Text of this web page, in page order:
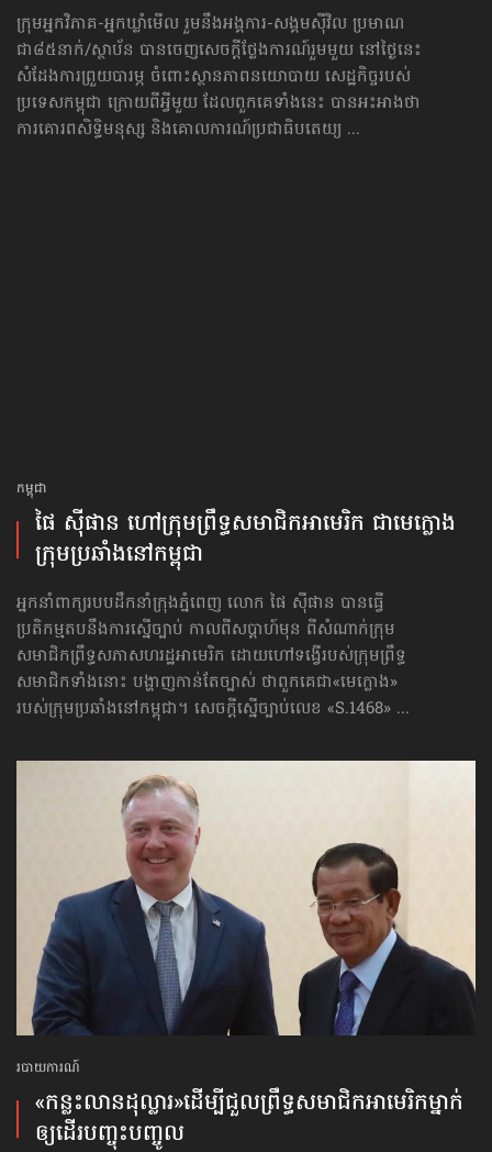
ក្រុមអ្នកវិភាគ-អ្នកឃ្លាំមើល រួមនឹងអង្គការ​-សង្គមស៊ីវិល ប្រមាណ
ជា៨៥នាក់/ស្ថាប័ន បានចេញសេចក្ដីថ្លែងការណ៍រួមមួយ នៅថ្ងៃនេះ
សំដែងការព្រួយបារម្ភ ចំពោះស្ថានភាពនយោបាយ សេដ្ឋកិច្ចរបស់
ប្រទេសកម្ពុជា ក្រោយពីអ្វីមួយ ដែលពួកគេទាំងនេះ បានអះអាងថា
ការគោរពសិទ្ធិមនុស្ស និងគោលការណ៍ប្រជាធិបតេយ្យ ...
កម្ពុជា
ផៃ ស៊ីផាន ហៅ​ក្រុម​ព្រឹទ្ធសមាជិក​អាមេរិក ជា​មេក្លោង​
ក្រុមប្រឆាំង​នៅ​កម្ពុជា
អ្នកនាំពាក្យរបបដឹកនាំក្រុងភ្នំពេញ លោក ផៃ ស៊ីផាន បានធ្វើ
ប្រតិកម្មតបនឹងការស្នើច្បាប់ កាលពីសប្ដាហ៍មុន ពីសំណាក់ក្រុម
សមាជិកព្រឹទ្ធសភាសហរដ្ឋអាមេរិក ដោយ​ហៅ​ទង្វើរបស់ក្រុមព្រឹទ្ធ
សមាជិកទាំងនោះ បង្ហាញកាន់តែច្បាស់ ថាពួកគេជា«មេក្លោង»
របស់ក្រុមប្រឆាំងនៅកម្ពុជា។ សេចក្ដីស្នើច្បាប់លេខ «S.1468» ...
របាយការណ៍
«កន្លះ​លាន​ដុល្លារ»ដើម្បីជួល​ព្រឹទ្ធសមាជិក​អាមេរិក​ម្នាក់
ឲ្យ​ដើរ​បញ្ចុះបញ្ចូល